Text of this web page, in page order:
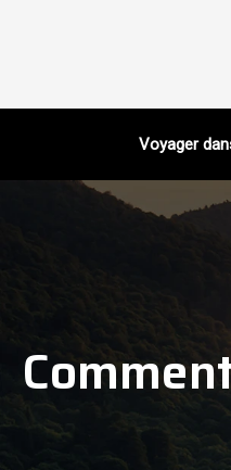
Voyager